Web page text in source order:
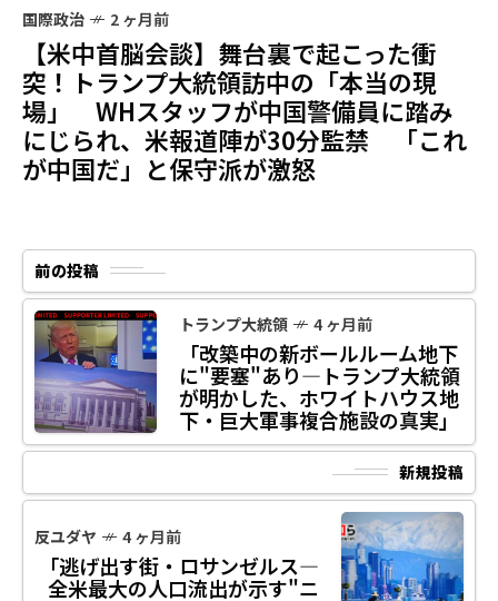
国際政治 2 ヶ月前
【米中首脳会談】舞台裏で起こった衝
突！トランプ大統領訪中の「本当の現
場」 WHスタッフが中国警備員に踏み
にじられ、米報道陣が30分監禁 「これ
が中国だ」と保守派が激怒
前の投稿
トランプ大統領 4 ヶ月前
「改築中の新ボールルーム地下
に"要塞"あり―トランプ大統領
が明かした、ホワイトハウス地
下・巨大軍事複合施設の真実」
新規投稿
反ユダヤ 4 ヶ月前
「逃げ出す街・ロサンゼルス―
全米最大の人口流出が示す"ニ